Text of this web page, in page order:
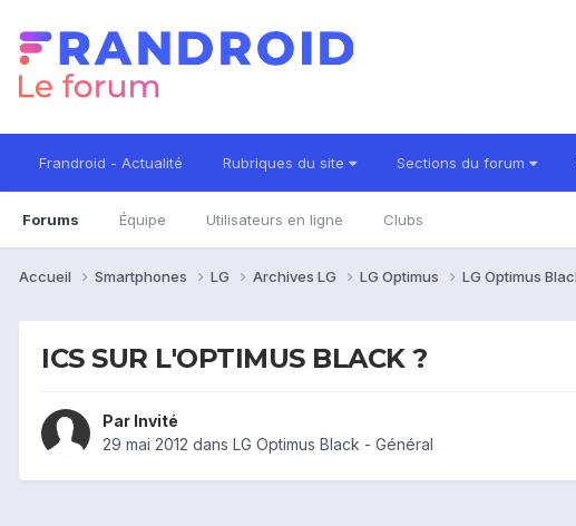
Frandroid - Actualité Rubriques du site Sections du forum
Forums Équipe Utilisateurs en ligne Clubs
Accueil Smartphones LG Archives LG LG Optimus LG Optimus
ICS SUR L'OPTIMUS BLACK ?
Par Invité
29 mai 2012 dans LG Optimus Black - Général